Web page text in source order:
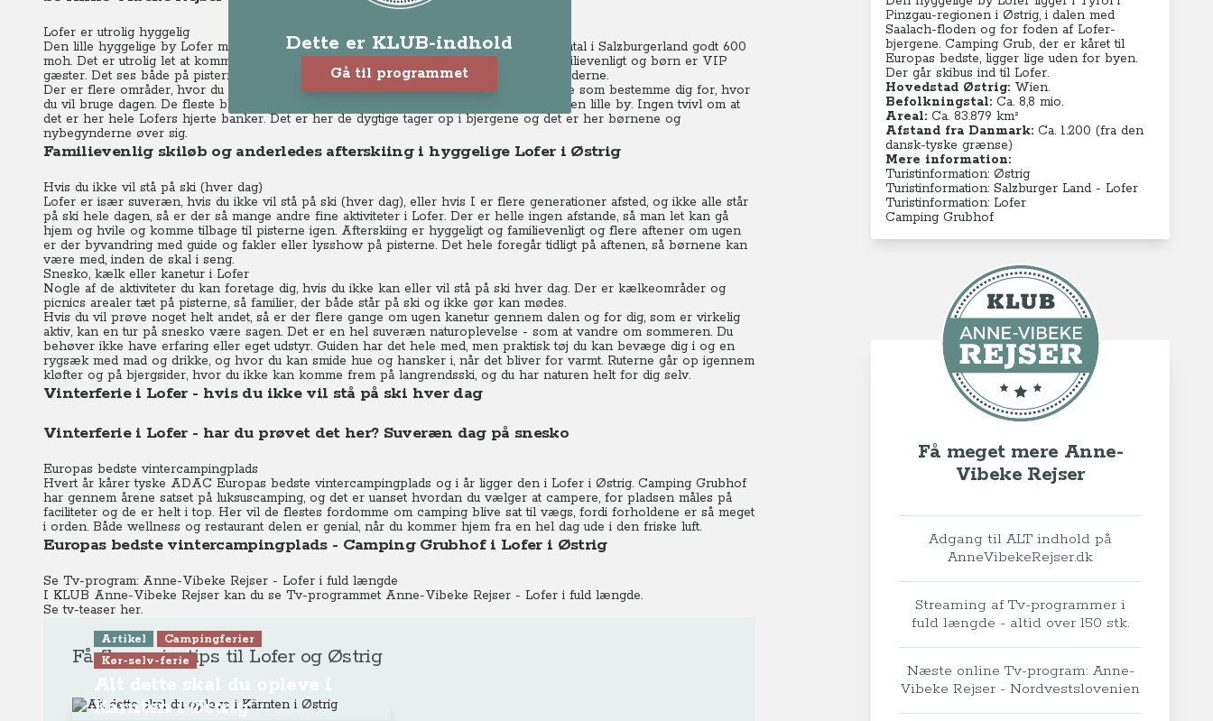
Dette er KLUB-indhold
Gå til programmet
Lofer er utrolig hyggelig
Den lille hyggelige by Lofer med ca. 2000 indbyggere ligger i den 70 km lange Saalachtal i Salzburgerland godt 600
moh. Det er utrolig let at komme hertil – også om vinteren. Hele området er utrolig familievenligt og børn er VIP
gæster. Det ses både på pisterne, på spisestederne, til afterskiing og på overnatningsstederne.
Der er flere områder, hvor du kan stå på ski og de hænger ikke sammen, så du skal lige som bestemme dig for, hvor
du vil bruge dagen. De fleste bliver i selve Lofer, hvor alle pister slutter næsten midt i den lille by. Ingen tvivl om at
det er her hele Lofers hjerte banker. Det er her de dygtige tager op i bjergene og det er her børnene og
nybegynderne øver sig.
Familievenlig skiløb og anderledes afterskiing i hyggelige Lofer i Østrig
Hvis du ikke vil stå på ski (hver dag)
Lofer er især suveræn, hvis du ikke vil stå på ski (hver dag), eller hvis I er flere generationer afsted, og ikke alle står
på ski hele dagen, så er der så mange andre fine aktiviteter i Lofer. Der er helle ingen afstande, så man let kan gå
hjem og hvile og komme tilbage til pisterne igen. Afterskiing er hyggeligt og familievenligt og flere aftener om ugen
er der byvandring med guide og fakler eller lysshow på pisterne. Det hele foregår tidligt på aftenen, så børnene kan
være med, inden de skal i seng.
Snesko, kælk eller kanetur i Lofer
Nogle af de aktiviteter du kan foretage dig, hvis du ikke kan eller vil stå på ski hver dag. Der er kælkeområder og
picnics arealer tæt på pisterne, så familier, der både står på ski og ikke gør kan mødes.
Hvis du vil prøve noget helt andet, så er der flere gange om ugen kanetur gennem dalen og for dig, som er virkelig
aktiv, kan en tur på snesko være sagen. Det er en hel suveræn naturoplevelse - som at vandre om sommeren. Du
behøver ikke have erfaring eller eget udstyr. Guiden har det hele med, men praktisk tøj du kan bevæge dig i og en
rygsæk med mad og drikke, og hvor du kan smide hue og hansker i, når det bliver for varmt. Ruterne går op igennem
kløfter og på bjergsider, hvor du ikke kan komme frem på langrendsski, og du har naturen helt for dig selv.
Vinterferie i Lofer - hvis du ikke vil stå på ski hver dag
Vinterferie i Lofer - har du prøvet det her? Suveræn dag på snesko
Europas bedste vintercampingplads
Hvert år kårer tyske ADAC Europas bedste vintercampingplads og i år ligger den i Lofer i Østrig. Camping Grubhof
har gennem årene satset på luksuscamping, og det er uanset hvordan du vælger at campere, for pladsen måles på
faciliteter og de er helt i top. Her vil de flestes fordomme om camping blive sat til vægs, fordi forholdene er så meget
i orden. Både wellness og restaurant delen er genial, når du kommer hjem fra en hel dag ude i den friske luft.
Europas bedste vintercampingplads - Camping Grubhof i Lofer i Østrig
Se Tv-program: Anne-Vibeke Rejser - Lofer i fuld længde
I KLUB Anne-Vibeke Rejser kan du se Tv-programmet Anne-Vibeke Rejser - Lofer i fuld længde.
Se tv-teaser her.
Få flere rejsetips til Lofer og Østrig
Artikel
Campingferier
Kør-selv-ferie
Kärnten i Østrig
Pinzgau-regionen i Østrig, i dalen med ​​
Saalach-floden og for foden af Lofer-
bjergene. Camping Grub, der er kåret til
Europas bedste, ligger lige uden for byen.
Der går skibus ind til Lofer.
Hovedstad Østrig: Wien.
Befolkningstal: Ca. 8,8 mio.
Areal:Ca. 83.879 km²
Afstand fra Danmark: Ca. 1.200 (fra den
dansk-tyske grænse)
Mere information:
Turistinformation: Østrig
Turistinformation: Salzburger Land - Lofer
Turistinformation: Lofer
Camping Grubhof
Få meget mere Anne-
Vibeke Rejser
Adgang til ALT indhold på
AnneVibekeRejser.dk
Streaming af Tv-programmer i
fuld længde - altid over 150 stk.
Næste online Tv-program: Anne-
Vibeke Rejser - Nordvestslovenien